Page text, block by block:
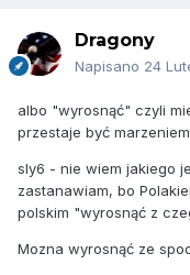
Dragony
Napisano 24
albo "wyrosnąć" czyli
przestaje być
sly6 - nie wiem jakiego
zastanawiam, bo
polskim "wyrosnąć z
Mozna wyrosnąć ze